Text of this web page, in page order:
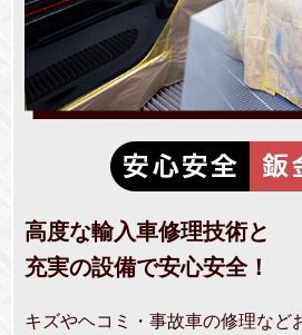
高度な輸入車修理技術と
充実の設備で安心安全！
キズやヘコミ・事故車の修理など